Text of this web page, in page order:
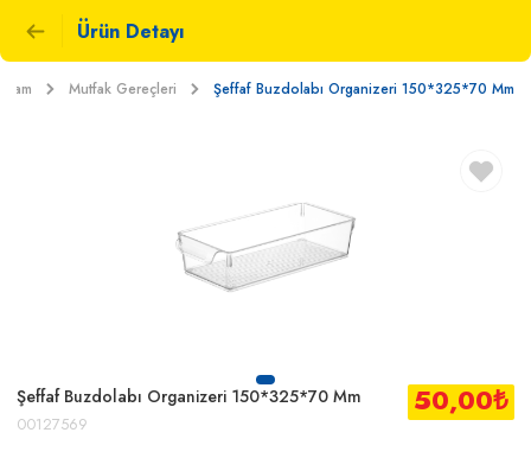
Ürün Detayı
Mutfak Gereçleri Şeffaf Buzdolabı Organizeri 150*325*70 Mm
Şeffaf Buzdolabı Organizeri 150*325*70 Mm
00127569
50,00₺